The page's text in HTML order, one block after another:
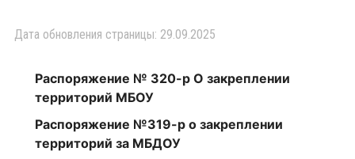
Дата обновления страницы: 29.09.2025
Распоряжение № 320-р О закреплении
территорий МБОУ
Распоряжение №319-р о закреплении
территорий за МБДОУ